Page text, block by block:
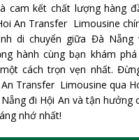
cam kết chất lượng hàng
An Transfer Limousine
di chuyển giữa Đà Nẵng
hành cùng bạn khám
cách trọn vẹn nhất.
Transfer Limousine qua
đi Hội An và tận hưởng
nhớ nhất!